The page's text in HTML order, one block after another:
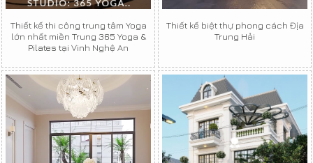
Thiết kế thi công trung tâm Yoga
lớn nhất miền Trung 365 Yoga &
Pilates tại Vinh Nghệ An
Thiết kế biệt thự phong cách Địa
Trung Hải